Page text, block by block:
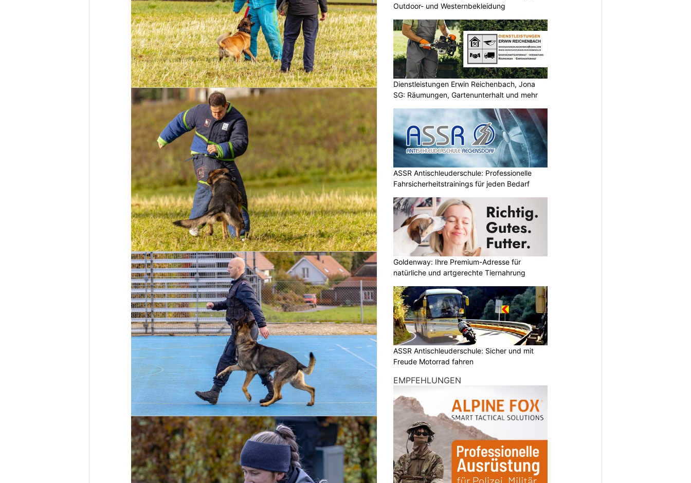
Outdoor- und Westernbekleidung
Dienstleistungen Erwin Reichenbach, Jona
SG: Räumungen, Gartenunterhalt und mehr
ASSR Antischleuderschule: Professionelle
Fahrsicherheitstrainings für jeden Bedarf
Goldenway: Ihre Premium-Adresse für
natürliche und artgerechte Tiernahrung
ASSR Antischleuderschule: Sicher und mit
Freude Motorrad fahren
EMPFEHLUNGEN